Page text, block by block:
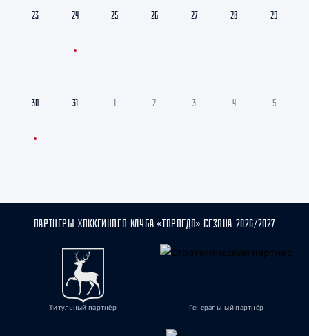
23 24 25 26 27 28 29
30 31 1 2 3 4 5
ПАРТНЁРЫ ХОККЕЙНОГО КЛУБА «ТОРПЕДО» СЕЗОНА 2026/2027
Титульный партнёр Генеральный партнёр